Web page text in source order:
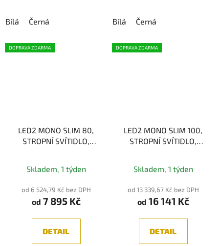
Bílá Černá Bílá Černá
DOPRAVA ZDARMA
LED2 MONO SLIM 80,
STROPNÍ SVÍTIDLO,
Skladem, 1 týden
od 6 524,79 Kč bez DPH
od 7 895 Kč
DETAIL
DOPRAVA ZDARMA
LED2 MONO SLIM 100,
STROPNÍ SVÍTIDLO,
Skladem, 1 týden
od 13 339,67 Kč bez DPH
od 16 141 Kč
DETAIL